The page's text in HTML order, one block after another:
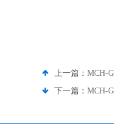
上一篇： MCH-
下一篇： MCH-